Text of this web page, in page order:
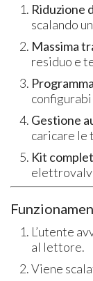
Riduzione
scalando
Massima
residuo e
Gestione
caricare le
Kit
L’utente
al lettore.
Viene